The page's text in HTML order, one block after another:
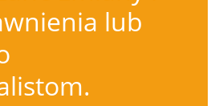
lub